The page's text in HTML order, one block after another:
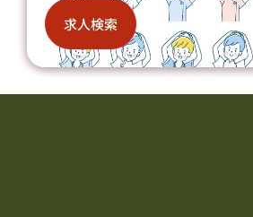
求人検索